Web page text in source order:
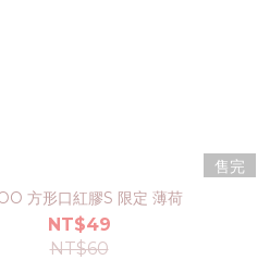
售完
方形口紅膠S 限定 薄荷
NT$49
NT$60